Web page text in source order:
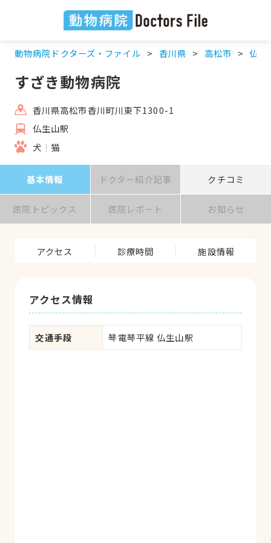
動物病院ドクターズ・ファイル 香川県 高松市 仏生
すざき動物病院
香川県高松市香川町川東下1300-1
仏生山駅
犬
猫
基本情報 ドクター紹介記事 クチコミ
医院トピックス 医院レポート お知らせ
アクセス 診療時間 施設情報
アクセス情報
交通手段 琴電琴平線 仏生山駅